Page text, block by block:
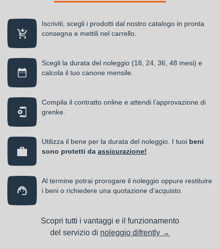
Iscriviti, scegli i prodotti dal nostro catalogo in pronta
consegna e mettili nel carrello.
Scegli la durata del noleggio (18, 24, 36, 48 mesi) e
calcola il tuo canone mensile.
Compila il contratto online e attendi l’approvazione di
grenke.
Utilizza il bene per la durata del noleggio. I tuoi beni
sono protetti da assicurazione!
Al termine potrai prorogare il noleggio oppure restituire
i beni o richiedere una quotazione d'acquisto.
Scopri tutti i vantaggi e il funzionamento
del servizio di noleggio difrently →